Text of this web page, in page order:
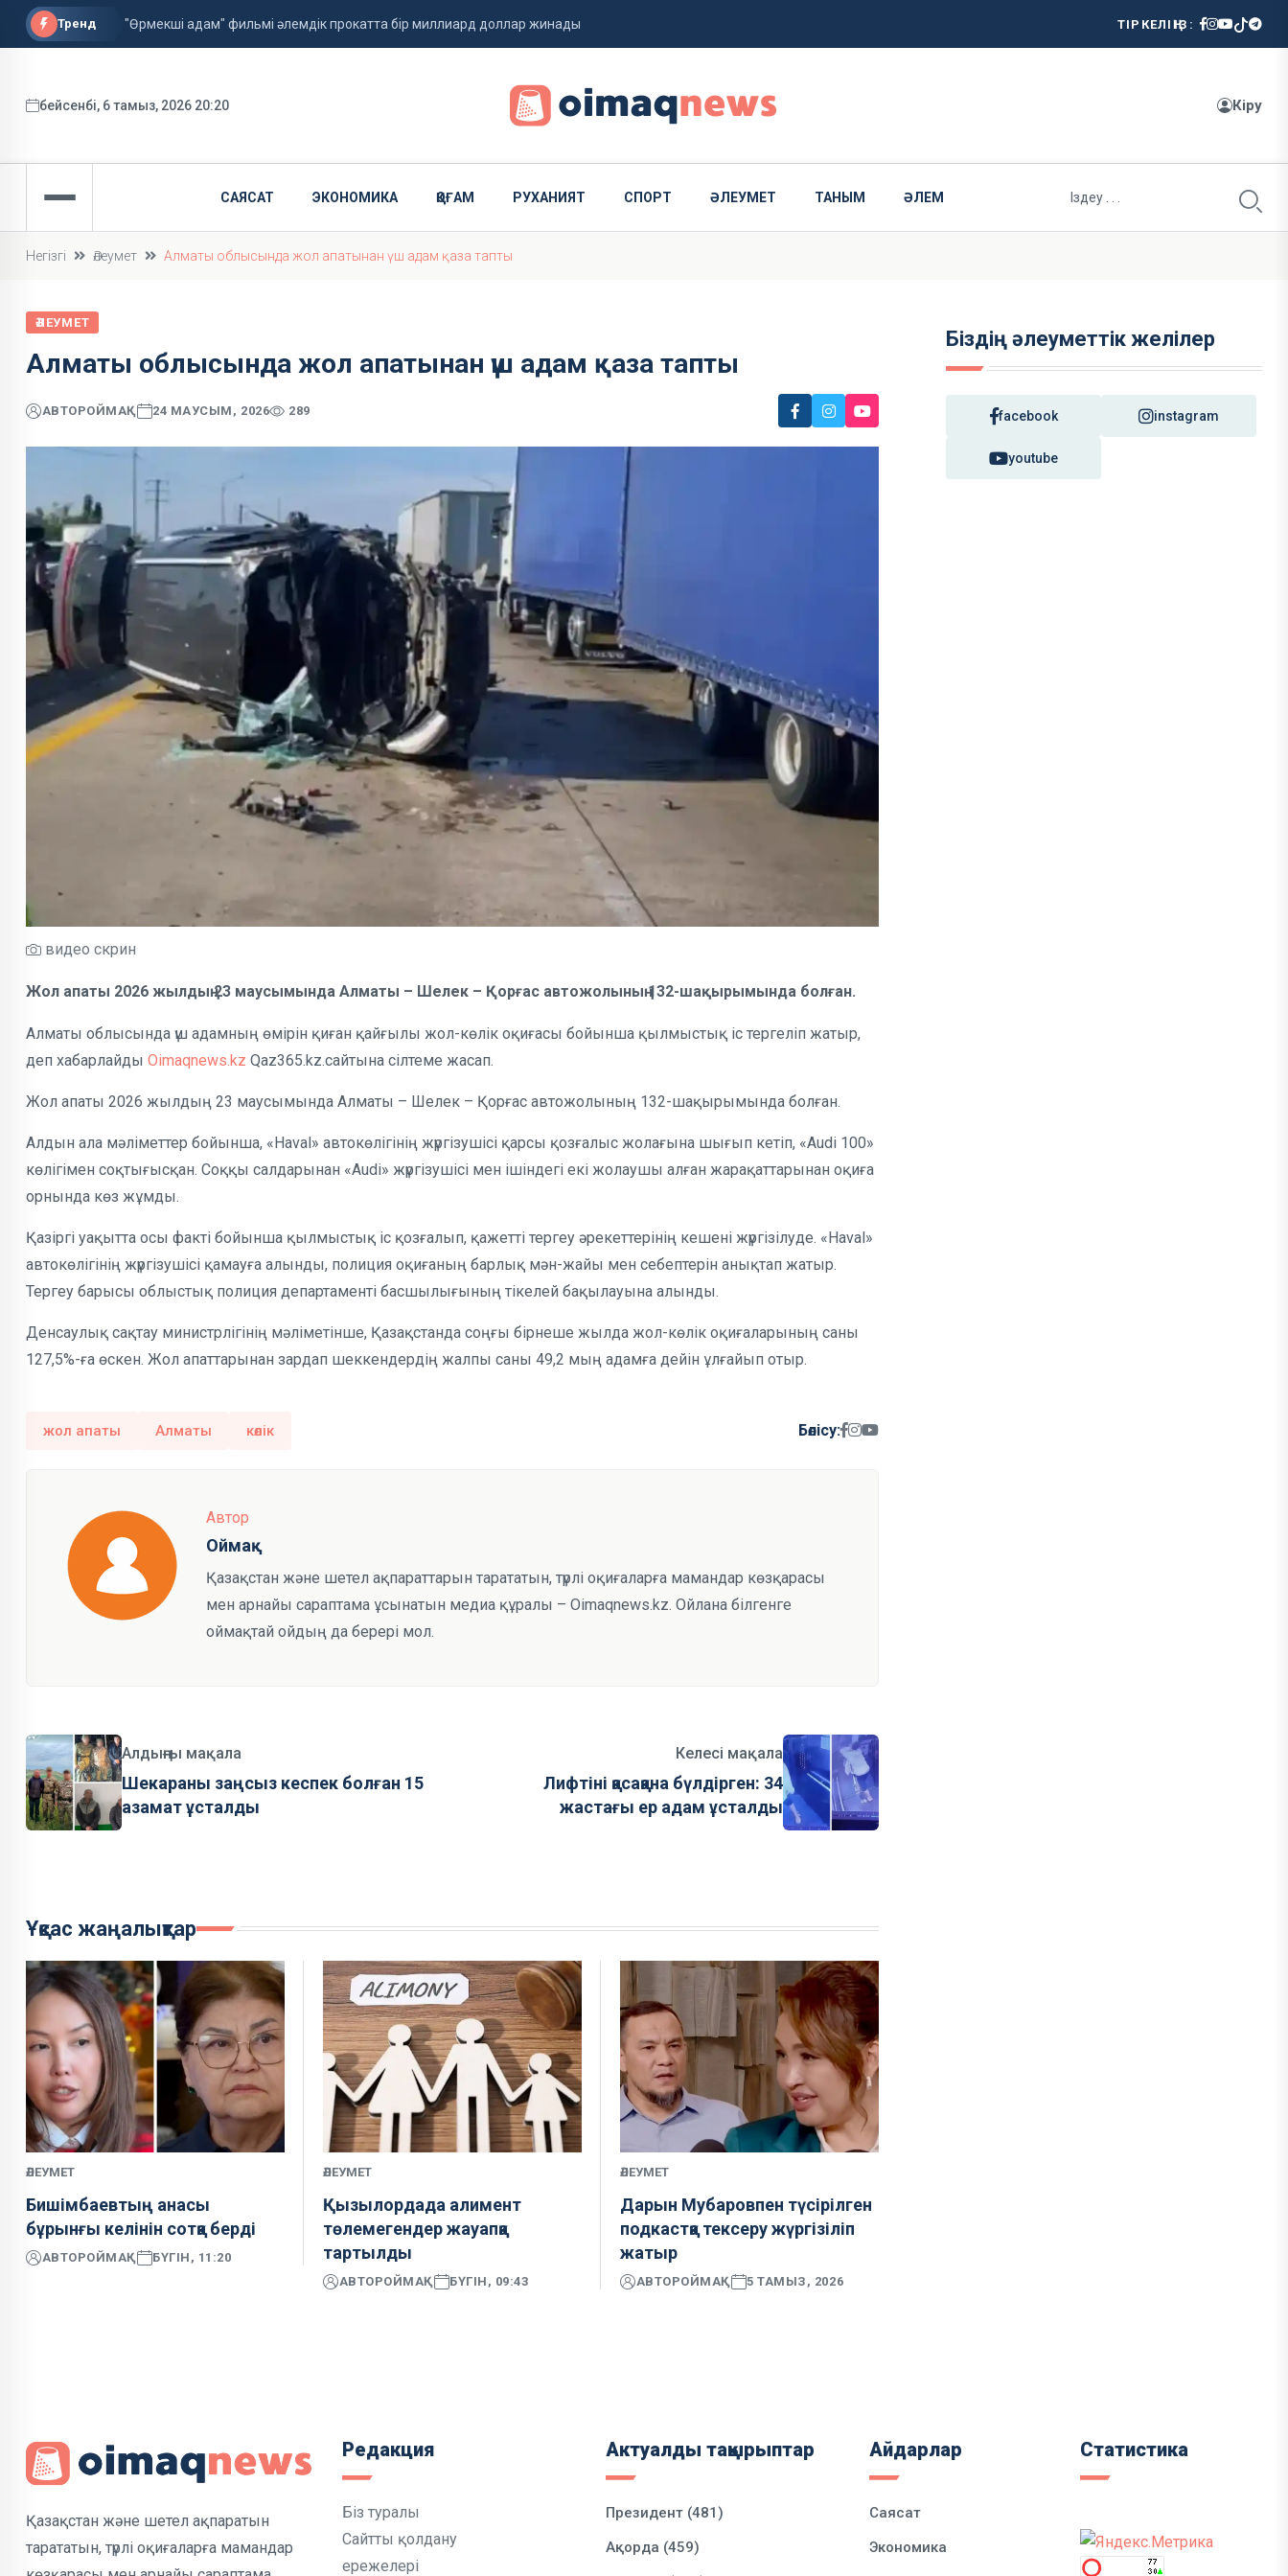
Тренд "Өрмекші адам" фильмі әлемдік прокатта бір миллиард доллар жинады
ФИФА басшысы қызметін сақтап қалды
ТІРКЕЛІҢІЗ:
бейсенбі, 6 тамыз, 2026 20:20 Кіру
САЯСАТ ЭКОНОМИКА ҚОҒАМ РУХАНИЯТ СПОРТ ӘЛЕУМЕТ ТАНЫМ ӘЛЕМ
Негізгі Әлеумет Алматы облысында жол апатынан үш адам қаза тапты
ӘЛЕУМЕТ
Алматы облысында жол апатынан үш адам қаза тапты
АВТОРОЙМАҚ 24 МАУСЫМ, 2026 289
видео скрин
Жол апаты 2026 жылдың 23 маусымында Алматы – Шелек – Қорғас автожолының 132-шақырымында болған.
Алматы облысында үш адамның өмірін қиған қайғылы жол-көлік оқиғасы бойынша қылмыстық іс тергеліп жатыр,
деп хабарлайды Oimaqnews.kz Qaz365.kz.сайтына сілтеме жасап.
Жол апаты 2026 жылдың 23 маусымында Алматы – Шелек – Қорғас автожолының 132-шақырымында болған.
Алдын ала мәліметтер бойынша, «Haval» автокөлігінің жүргізушісі қарсы қозғалыс жолағына шығып кетіп, «Audi 100»
көлігімен соқтығысқан. Соққы салдарынан «Audi» жүргізушісі мен ішіндегі екі жолаушы алған жарақаттарынан оқиға
орнында көз жұмды.
Қазіргі уақытта осы факті бойынша қылмыстық іс қозғалып, қажетті тергеу әрекеттерінің кешені жүргізілуде. «Haval»
автокөлігінің жүргізушісі қамауға алынды, полиция оқиғаның барлық мән-жайы мен себептерін анықтап жатыр.
Тергеу барысы облыстық полиция департаменті басшылығының тікелей бақылауына алынды.
Денсаулық сақтау министрлігінің мәліметінше, Қазақстанда соңғы бірнеше жылда жол-көлік оқиғаларының саны
127,5%-ға өскен. Жол апаттарынан зардап шеккендердің жалпы саны 49,2 мың адамға дейін ұлғайып отыр.
жол апаты Алматы көлік Бөлісу:
Автор
Оймақ
Қазақстан және шетел ақпараттарын тарататын, түрлі оқиғаларға мамандар көзқарасы
мен арнайы сараптама ұсынатын медиа құралы – Oimaqnews.kz. Ойлана білгенге
оймақтай ойдың да берері мол.
Алдыңғы мақала
Шекараны заңсыз кеспек болған 15
азамат ұсталды
Келесі мақала
Лифтіні қасақана бүлдірген: 34
жастағы ер адам ұсталды
Ұқсас жаңалықтар
ӘЛЕУМЕТ
Бишімбаевтың анасы
бұрынғы келінін сотқа берді
АВТОРОЙМАҚ БҮГІН, 11:20
ӘЛЕУМЕТ
Қызылордада алимент
төлемегендер жауапқа
тартылды
АВТОРОЙМАҚ БҮГІН, 09:43
ӘЛЕУМЕТ
Дарын Мубаровпен түсірілген
подкастқа тексеру жүргізіліп
жатыр
АВТОРОЙМАҚ 5 ТАМЫЗ, 2026
Біздің әлеуметтік желілер
facebook instagram
youtube
Қазақстан және шетел ақпаратын
тарататын, түрлі оқиғаларға мамандар
Редакция
Біз туралы
Сайтты қолдану
ережелері
Актуалды тақырыптар
Президент (481)
Ақорда (459)
Айдарлар
Саясат
Экономика
Статистика